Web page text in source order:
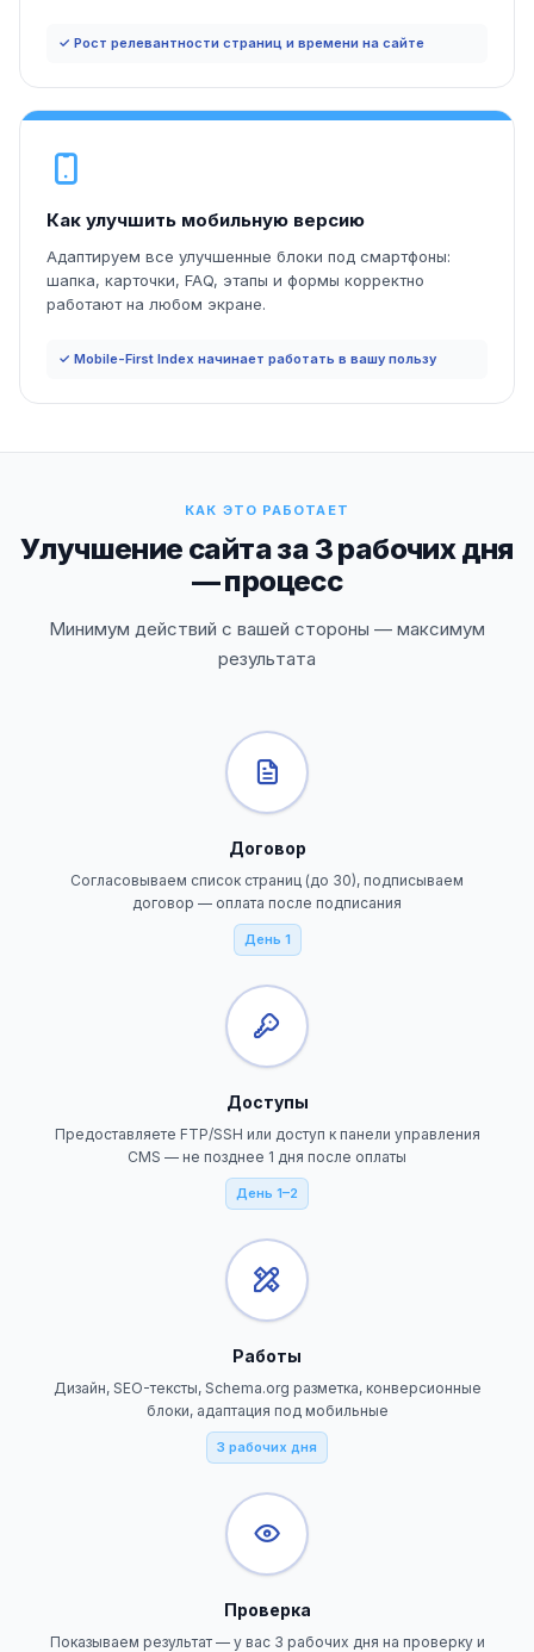
✓ Рост релевантности страниц и времени на сайте
Как улучшить мобильную версию
Адаптируем все улучшенные блоки под смартфоны:
шапка, карточки, FAQ, этапы и формы корректно
работают на любом экране.
✓ Mobile-First Index начинает работать в вашу пользу
КАК ЭТО РАБОТАЕТ
Улучшение сайта за 3 рабочих дня
— процесс
Минимум действий с вашей стороны — максимум
результата
Договор
Согласовываем список страниц (до 30), подписываем
договор — оплата после подписания
День 1
Доступы
Предоставляете FTP/SSH или доступ к панели управления
CMS — не позднее 1 дня после оплаты
День 1–2
Работы
Дизайн, SEO-тексты, Schema.org разметка, конверсионные
блоки, адаптация под мобильные
3 рабочих дня
Проверка
Показываем результат — у вас 3 рабочих дня на проверку и